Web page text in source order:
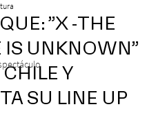
”X -THE
IS UNKNOWN”
CHILE Y
SU LINE UP